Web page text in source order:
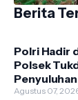
Berita
Polri Hadir
Polsek
Agustus 07,